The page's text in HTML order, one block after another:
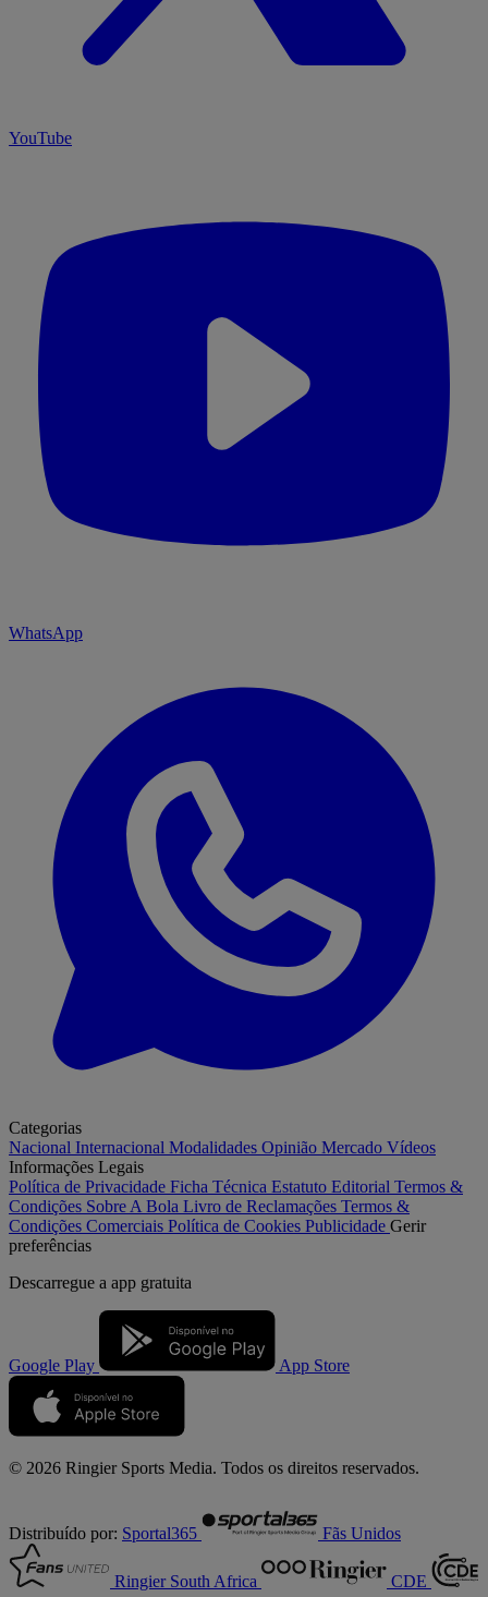
YouTube
WhatsApp
Categorias
Nacional Internacional Modalidades Opinião Mercado Vídeos
Informações Legais
Política de Privacidade Ficha Técnica Estatuto Editorial Termos &
Condições Sobre A Bola Livro de Reclamações Termos &
Condições Comerciais Política de Cookies Publicidade Gerir
preferências
Descarregue a app gratuita
Google Play App Store
© 2026 Ringier Sports Media. Todos os direitos reservados.
Distribuído por: Sportal365 Fãs Unidos
Ringier South Africa CDE